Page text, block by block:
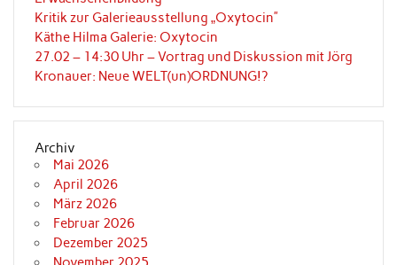
Kritik zur Galerieausstellung „Oxytocin”
Käthe Hilma Galerie: Oxytocin
27.02 – 14:30 Uhr – Vortrag und Diskussion mit Jörg
Kronauer: Neue WELT(un)ORDNUNG!?
Archiv
Mai 2026
April 2026
März 2026
Februar 2026
Dezember 2025